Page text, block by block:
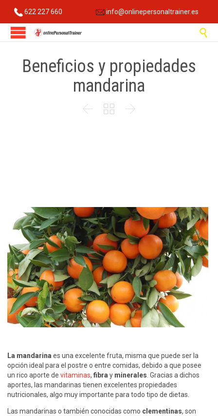
622 227 660 info@onlinepersonaltrainer.es

Beneficios y propiedades
mandarina
  
La mandarina es una excelente fruta, misma que puede ser la
opción ideal para el postre o entre comidas, debido a que posee
un rico aporte de vitaminas, fibra y minerales. Gracias a dichos
aportes, las mandarinas tienen excelentes propiedades
nutricionales, algo muy importante para todo tipo de dietas.
Las mandarinas o también conocidas como clementinas, son